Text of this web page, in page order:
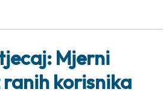
Mjerni
korisnika